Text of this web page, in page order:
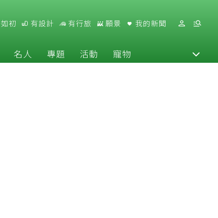
初 有設計 有行旅 願景 我的新聞
名人 專題 活動 寵物